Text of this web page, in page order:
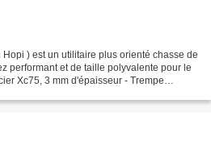
) est un utilitaire plus orienté chasse de
performant et de taille polyvalente pour le
Xc75, 3 mm d'épaisseur - Trempe